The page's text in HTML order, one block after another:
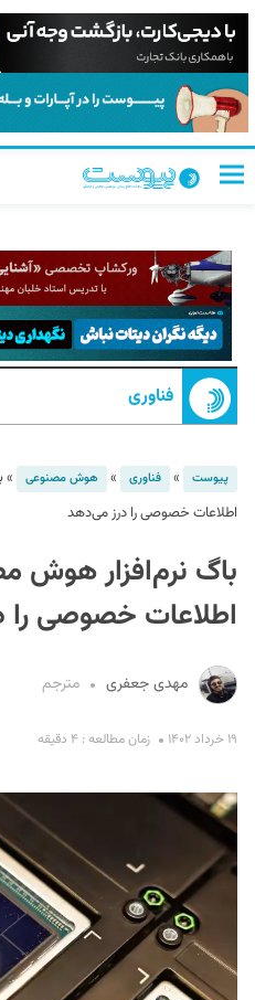
فناوری
پیوست » فناوری » هوش مصنوعی »
اطلاعات خصوصی را درز می‌دهد
باگ نرم‌افزار هوش
اطلاعات خصوصی را
مهدی جعفری مترجم
۱۹ خرداد ۱۴۰۲ زمان مطالعه : ۴ دقیقه